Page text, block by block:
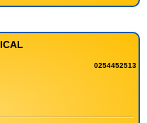
0254452513